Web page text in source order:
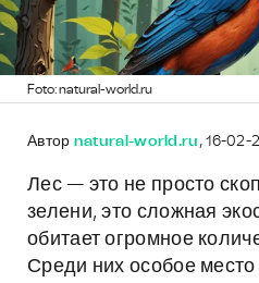
Foto: natural-world.ru
Автор natural-world.ru , 16-02-
Лес — это не просто
зелени, это сложная
обитает огромное
Среди них особое